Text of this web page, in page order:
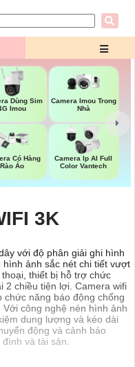
Dùng Sim
Imou
Camera Imou Trong
Nhà
Có Hàng
Rào Ảo
Camera Ip AI Full
Color Vantech
3K
với độ phân giải ghi hình
ảnh sắc nét chi tiết vượt
thiết bị hỗ trợ chức
2 chiều tiện lợi. Camera wifi
năng báo động chống
công nghệ nén hình ảnh
dung lượng và kéo dài
động và cảnh báo
và tài sản.